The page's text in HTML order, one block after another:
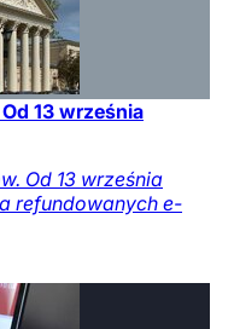
13 września
Od 13 września
refundowanych e-